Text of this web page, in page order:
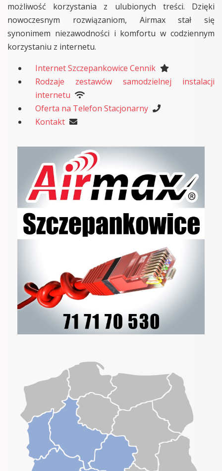
możliwość korzystania z ulubionych treści. Dzięki
nowoczesnym rozwiązaniom, Airmax stał się
synonimem niezawodności i komfortu w codziennym
korzystaniu z internetu.
Internet Szczepankowice Cennik
Rodzaje zestawów samodzielnej instalacji
internetu
Oferta na Telefon Stacjonarny
Kontakt